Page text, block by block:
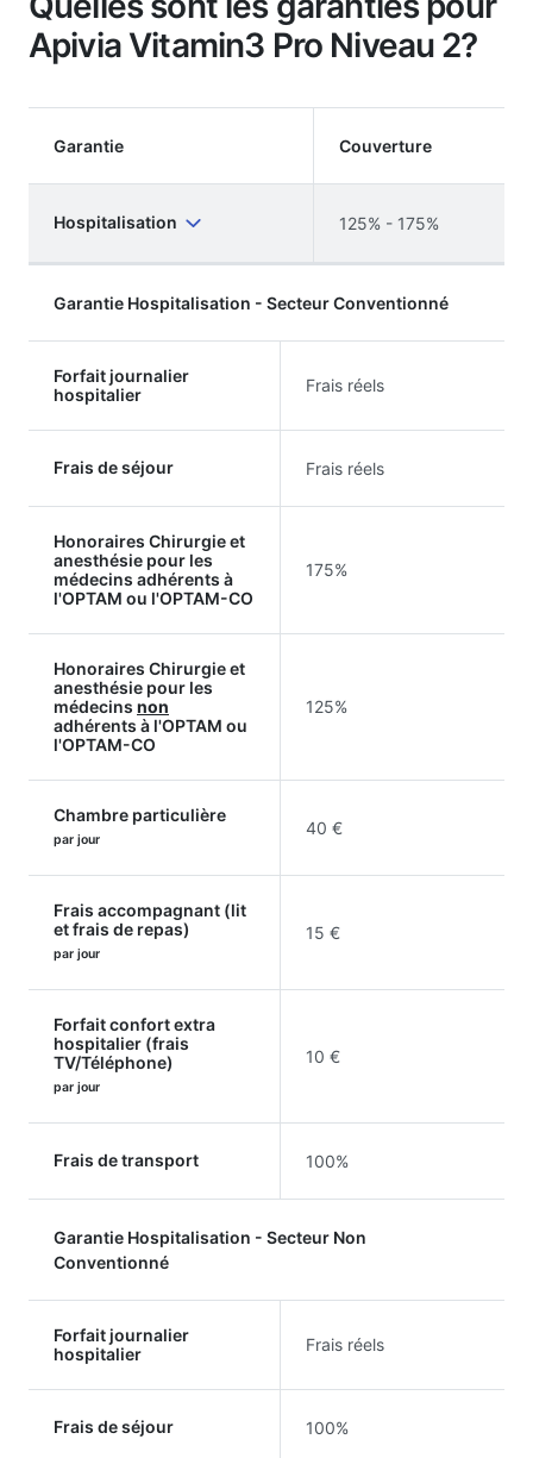
Apivia Vitamin3 Pro Niveau 2?
Garantie Couverture
Hospitalisation 125% - 175%
Garantie Hospitalisation - Secteur Conventionné
Forfait journalier
hospitalier
Frais réels
Frais de séjour Frais réels
Honoraires Chirurgie et
anesthésie pour les
médecins adhérents à
l'OPTAM ou l'OPTAM-CO
175%
Honoraires Chirurgie et
anesthésie pour les
médecins non
adhérents à l'OPTAM ou
l'OPTAM-CO
125%
Chambre particulière
par jour
40 €
Frais accompagnant (lit
et frais de repas)
par jour
15 €
Forfait confort extra
hospitalier (frais
TV/Téléphone)
par jour
10 €
Frais de transport 100%
Garantie Hospitalisation - Secteur Non
Conventionné
Forfait journalier
hospitalier
Frais réels
Frais de séjour 100%